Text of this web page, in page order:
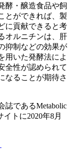
酵・醸造食品や飼
とができれば、製
に貢献できると考
オルニチンは、肝
抑制などの効果が
用いた発酵法によ
全性が認められて
なることが期待さ
であるMetabolic
トに2020年8月